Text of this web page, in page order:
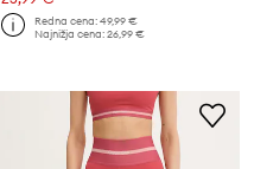
Redna cena:49,99 €
Najnižja cena:26,99 €